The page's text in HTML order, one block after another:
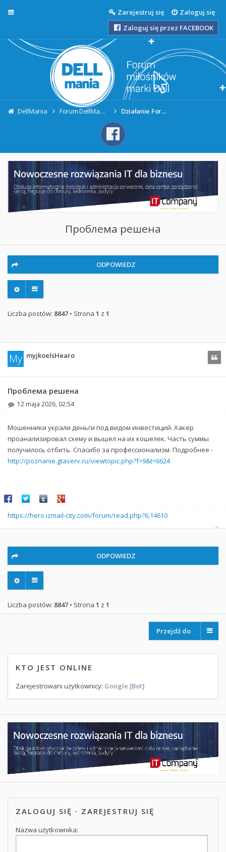
Zaloguj się
Zarejestruj się
Zaloguj się przez FACEBOOK
DellMania Forum DellMania - Informacje ogólne Działanie Forum komputerowego DellMania
Проблема решена
ODPOWIEDZ
Liczba postów: 8847 • Strona 1 z 1
My myjkoelsHearo
Проблема решена
12 maja 2026, 02:54
Мошенники украли деньги под видом инвестиций. Хакер
проанализировал схему и вышел на их кошелек. Часть суммы
получилось отбить. Спасибо за профессионализм. Подробнее -
http://poznanie.gtaserv.ru/viewtopic.php?f=9&t=6624
Share on Facebook
Share on Twitter
Share on Tumblr
Share on Google+
https://hero.izmail-city.com/forum/read.php?6,14610
ODPOWIEDZ
Liczba postów: 8847 • Strona 1 z 1
Przejdź do
KTO JEST ONLINE
Zarejestrowani użytkownicy: Google [Bot]
ZALOGUJ SIĘ · ZAREJESTRUJ SIĘ
Nazwa użytkownika: